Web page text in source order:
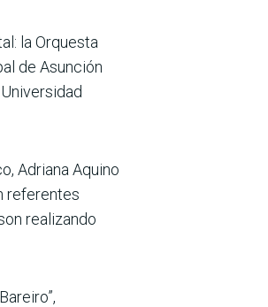
la Orquesta
de Asunción
Adriana Aquino
referentes
realizando